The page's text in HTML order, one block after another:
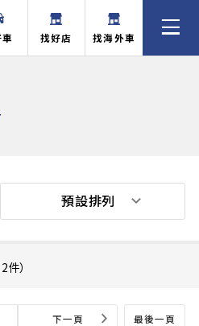
找好店 找海外車
）
最後一頁
下一頁
預設排列